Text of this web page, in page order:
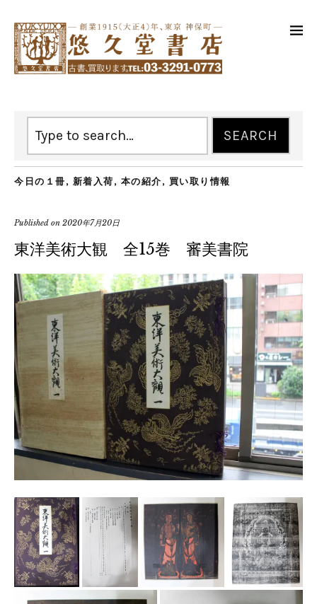
今日の１冊 , 新着入荷 , 本の紹介 , 買い取り情報
Published on 2020年7月20日
東洋美術大観 全15巻 審美書院